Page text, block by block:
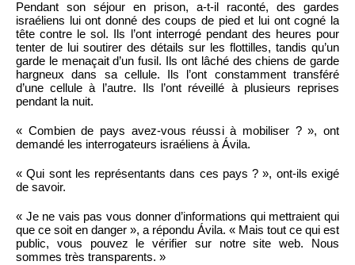
Pendant son séjour en prison, a-t-il raconté, des gardes
israéliens lui ont donné des coups de pied et lui ont cogné la
tête contre le sol. Ils l’ont interrogé pendant des heures pour
tenter de lui soutirer des détails sur les flottilles, tandis qu’un
garde le menaçait d’un fusil. Ils ont lâché des chiens de garde
hargneux dans sa cellule. Ils l’ont constamment transféré
d’une cellule à l’autre. Ils l’ont réveillé à plusieurs reprises
pendant la nuit.
« Combien de pays avez-vous réussi à mobiliser ? », ont
demandé les interrogateurs israéliens à Ávila.
« Qui sont les représentants dans ces pays ? », ont-ils exigé
de savoir.
« Je ne vais pas vous donner d’informations qui mettraient qui
que ce soit en danger », a répondu Ávila. « Mais tout ce qui est
public, vous pouvez le vérifier sur notre site web. Nous
sommes très transparents. »